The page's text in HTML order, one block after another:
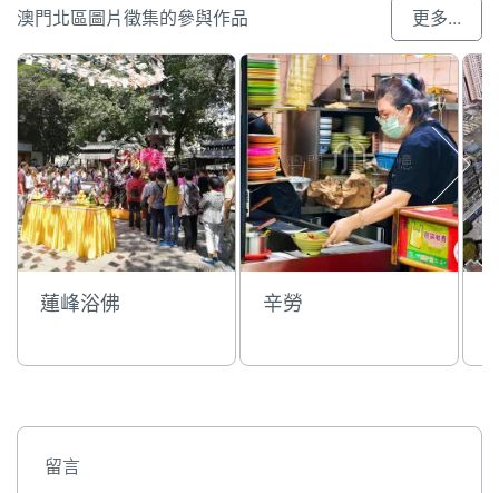
澳門北區圖片徵集的參與作品 更多...
蓮峰浴佛 辛勞
留言